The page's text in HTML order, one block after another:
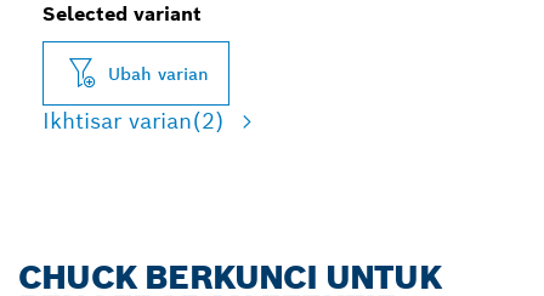
Selected variant
Ubah varian
Ikhtisar varian(2)
CHUCK BERKUNCI UNTUK